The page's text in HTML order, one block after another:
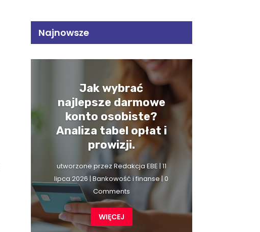
Najnowsze
Jak wybrać
najlepsze darmowe
konto osobiste?
Analiza tabel opłat i
prowizji.
utworzone przezRedakcja EBE | 11
lipca 2026 |Bankowość i finanse| 0
Comments
WIĘCEJ